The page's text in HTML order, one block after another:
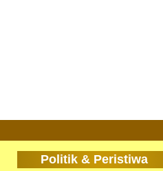
Politik & Peristiwa